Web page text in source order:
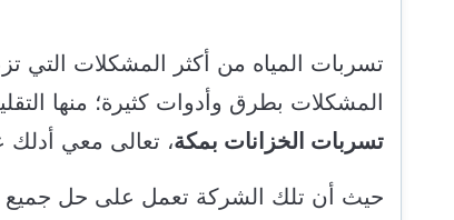
تسربات المياه من أكثر المشكلات التي
المشكلات بطرق وأدوات كثيرة؛ منها
تسربات الخزانات بمكة، تعالى معي
حيث أن تلك الشركة تعمل على حل جميع